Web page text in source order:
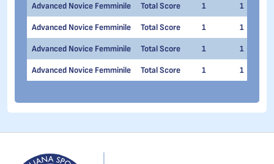
Advanced Novice Femminile Total Score 1 1
Advanced Novice Femminile Total Score 1 1
Advanced Novice Femminile Total Score 1 1
Advanced Novice Femminile Total Score 1 1